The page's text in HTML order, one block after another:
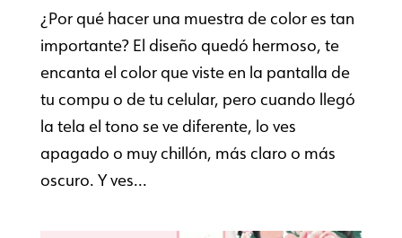
¿Por qué hacer una muestra de color es tan
importante? El diseño quedó hermoso, te
encanta el color que viste en la pantalla de
tu compu o de tu celular, pero cuando llegó
la tela el tono se ve diferente, lo ves
apagado o muy chillón, más claro o más
oscuro. Y ves...